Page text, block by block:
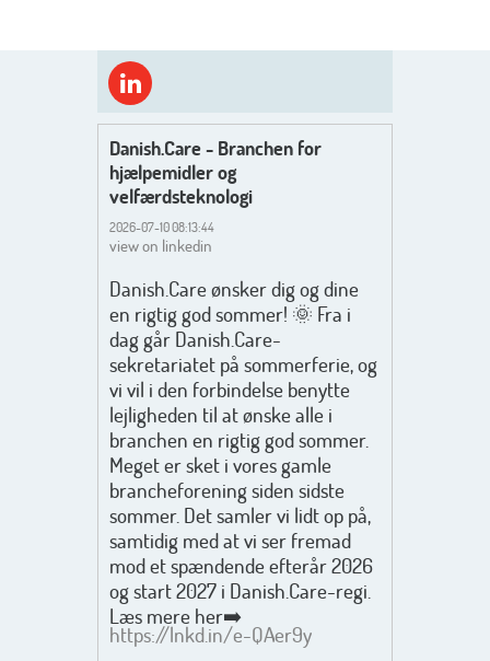
Danish.Care - Branchen for
hjælpemidler og
velfærdsteknologi
2026-07-10 08:13:44
view on linkedin
Danish.Care ønsker dig og dine
en rigtig god sommer! 🌞 Fra i
dag går Danish.Care-
sekretariatet på sommerferie, og
vi vil i den forbindelse benytte
lejligheden til at ønske alle i
branchen en rigtig god sommer.
Meget er sket i vores gamle
brancheforening siden sidste
sommer. Det samler vi lidt op på,
samtidig med at vi ser fremad
mod et spændende efterår 2026
og start 2027 i Danish.Care-regi.
Læs mere her➡️
https://lnkd.in/e-QAer9y